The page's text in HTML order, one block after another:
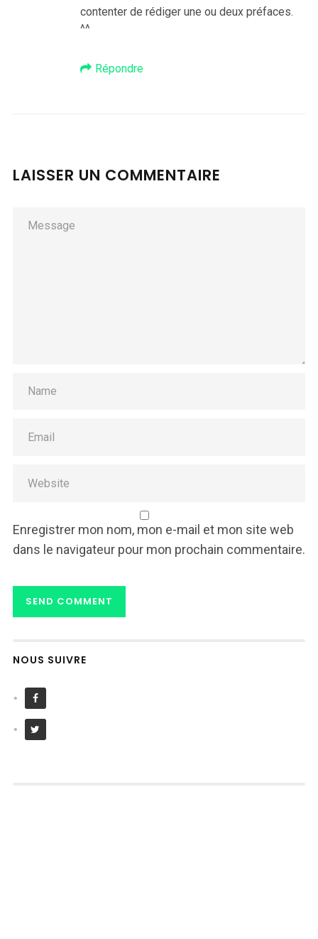
contenter de rédiger une ou deux préfaces.
^^
Répondre
LAISSER UN COMMENTAIRE
Enregistrer mon nom, mon e-mail et mon site web
dans le navigateur pour mon prochain commentaire.
NOUS SUIVRE